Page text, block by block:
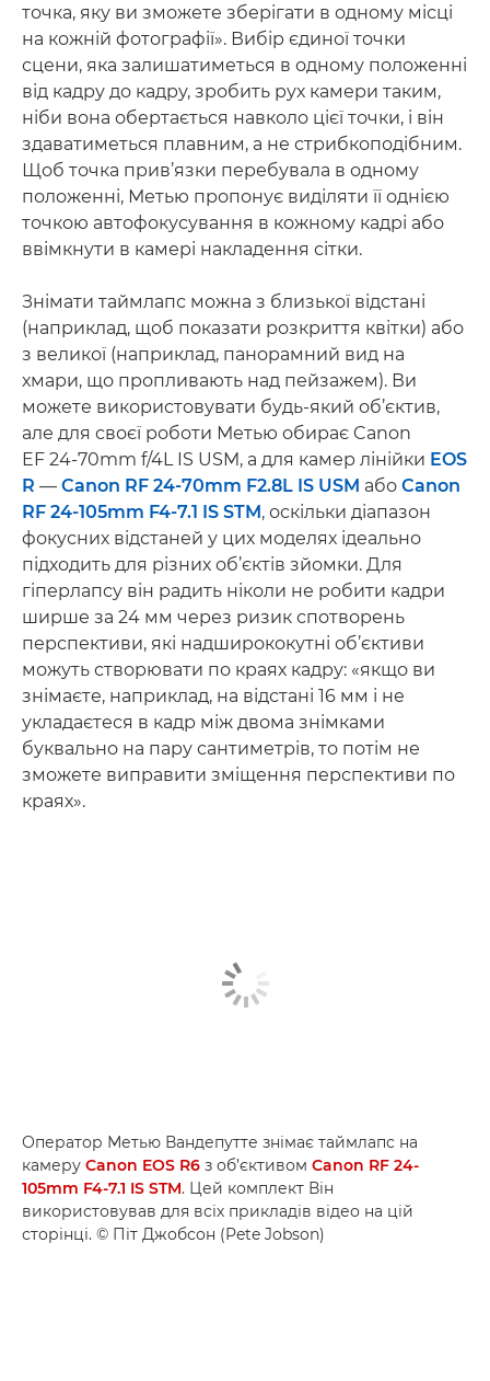
точка, яку ви зможете зберігати в одному місці
на кожній фотографії». Вибір єдиної точки
сцени, яка залишатиметься в одному положенні
від кадру до кадру, зробить рух камери таким,
ніби вона обертається навколо цієї точки, і він
здаватиметься плавним, а не стрибкоподібним.
Щоб точка прив’язки перебувала в одному
положенні, Метью пропонує виділяти її однією
точкою автофокусування в кожному кадрі або
ввімкнути в камері накладення сітки.
Знімати таймлапс можна з близької відстані
(наприклад, щоб показати розкриття квітки) або
з великої (наприклад, панорамний вид на
хмари, що пропливають над пейзажем). Ви
можете використовувати будь-який об’єктив,
але для своєї роботи Метью обирає Canon
EF 24-70mm f/4L IS USM, а для камер лінійки EOS
R — Canon RF 24-70mm F2.8L IS USM або Canon
RF 24-105mm F4-7.1 IS STM, оскільки діапазон
фокусних відстаней у цих моделях ідеально
підходить для різних об’єктів зйомки. Для
гіперлапсу він радить ніколи не робити кадри
ширше за 24 мм через ризик спотворень
перспективи, які надширококутні об’єктиви
можуть створювати по краях кадру: «якщо ви
знімаєте, наприклад, на відстані 16 мм і не
укладаєтеся в кадр між двома знімками
буквально на пару сантиметрів, то потім не
зможете виправити зміщення перспективи по
краях».
Оператор Метью Вандепутте знімає таймлапс на
камеру Canon EOS R6 з об’єктивом Canon RF 24-
105mm F4-7.1 IS STM. Цей комплект Він
використовував для всіх прикладів відео на цій
сторінці. © Піт Джобсон (Pete Jobson)